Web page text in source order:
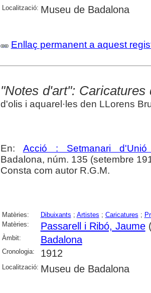
Localització: Museu de Badalona
Enllaç permanent a aquest
"Notes d'art":
d'olis i aquarel·les den LLorens
En: Acció : Setmanari d'Unió
Badalona, núm. 135 (setembre
Consta com autor R.G.M.
Matèries: Dibuixants ; Artistes ; Caricatures ;
Matèries:
Passarell i Ribó, Jaume
Àmbit: Badalona
Cronologia: 1912
Localització: Museu de Badalona